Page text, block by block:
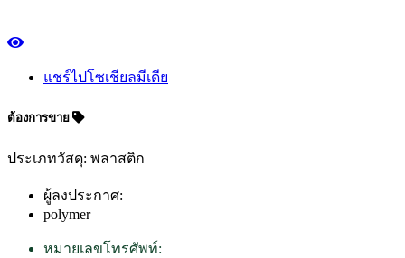
แชร์ไปโซเชียลมีเดีย
ต้องการขาย
ประเภทวัสดุ: พลาสติก
ผู้ลงประกาศ:
polymer
หมายเลขโทรศัพท์: